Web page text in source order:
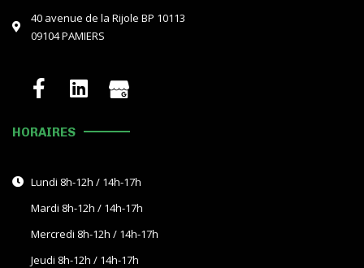
40 avenue de la Rijole BP 10113
09104 PAMIERS
HORAIRES
Lundi 8h-12h / 14h-17h
Mardi 8h-12h / 14h-17h
Mercredi 8h-12h / 14h-17h
Jeudi 8h-12h / 14h-17h